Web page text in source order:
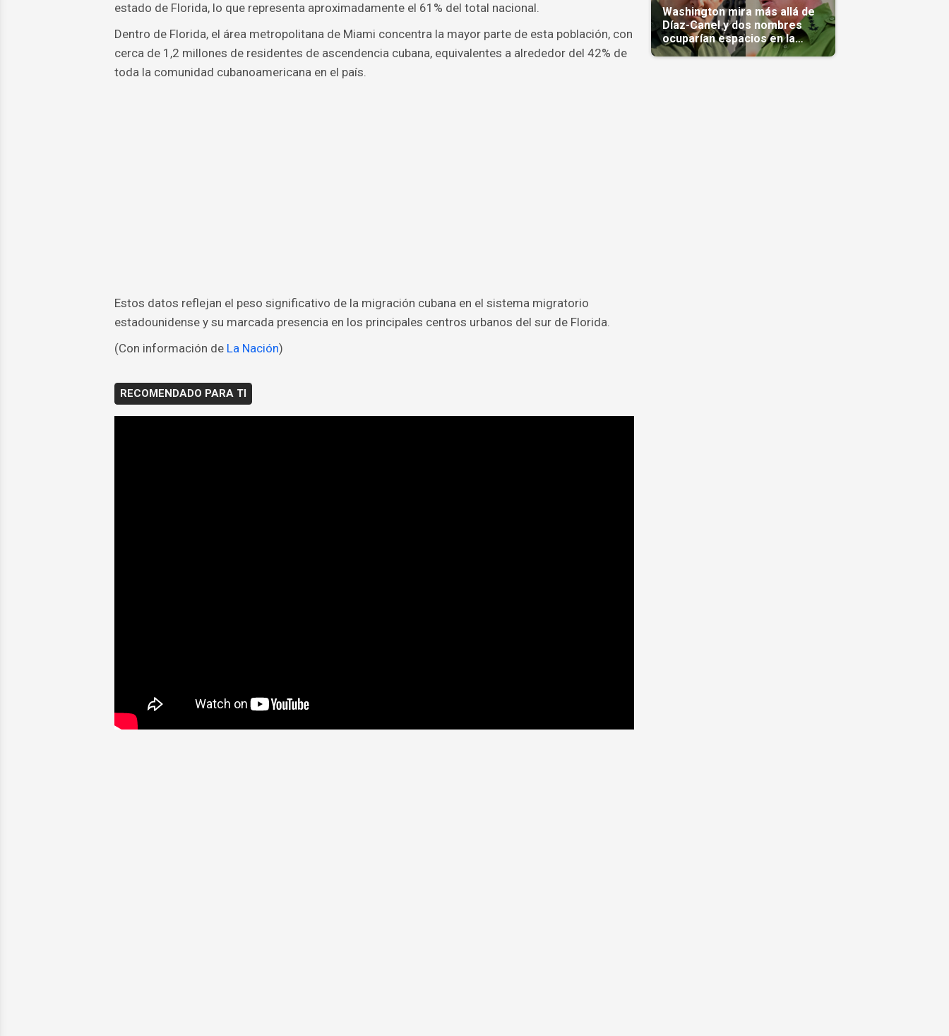
estado de Florida, lo que representa aproximadamente el 61% del total nacional.
Dentro de Florida, el área metropolitana de Miami concentra la mayor parte de esta población, con
cerca de 1,2 millones de residentes de ascendencia cubana, equivalentes a alrededor del 42% de
toda la comunidad cubanoamericana en el país.
Estos datos reflejan el peso significativo de la migración cubana en el sistema migratorio
estadounidense y su marcada presencia en los principales centros urbanos del sur de Florida.
(Con información de La Nación)
RECOMENDADO PARA TI
Washington mira más allá de
Díaz-Canel y dos nombres
ocuparían espacios en la
transición